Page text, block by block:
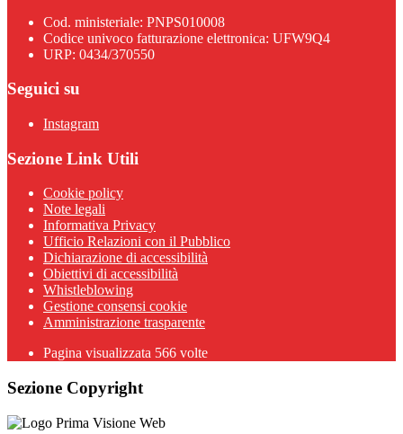
Cod. ministeriale: PNPS010008
Codice univoco fatturazione elettronica: UFW9Q4
URP: 0434/370550
Seguici su
Instagram
Sezione Link Utili
Cookie policy
Note legali
Informativa Privacy
Ufficio Relazioni con il Pubblico
Dichiarazione di accessibilità
Obiettivi di accessibilità
Whistleblowing
Gestione consensi cookie
Amministrazione trasparente
Pagina visualizzata 566 volte
Sezione Copyright